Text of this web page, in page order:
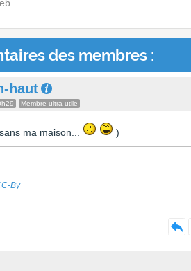
des membres :
haut
Membre ultra utile
ma maison... )
By